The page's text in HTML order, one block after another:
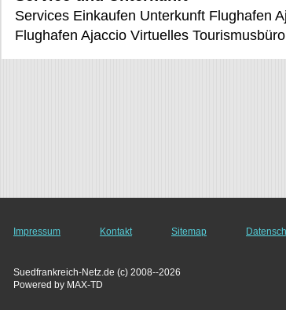
Services Einkaufen Unterkunft Flughafen
Flughafen Ajaccio Virtuelles
Impressum Kontakt Sitemap
Suedfrankreich-Netz.de (c) 2008--2026
Powered by MAX-TD